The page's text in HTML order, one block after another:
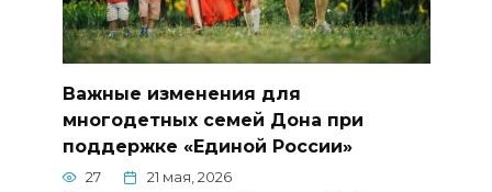
Важные изменения для
многодетных семей Дона при
поддержке «Единой России»
27 21 мая, 2026